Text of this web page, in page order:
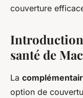
couverture
santé de
La
option de